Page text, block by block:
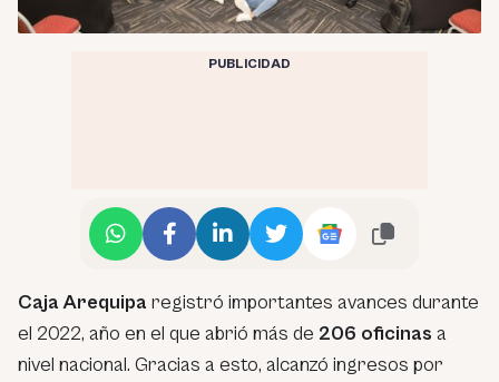
PUBLICIDAD
Caja Arequipa registró importantes avances durante
el 2022, año en el que abrió más de 206 oficinas a
nivel nacional. Gracias a esto, alcanzó ingresos por